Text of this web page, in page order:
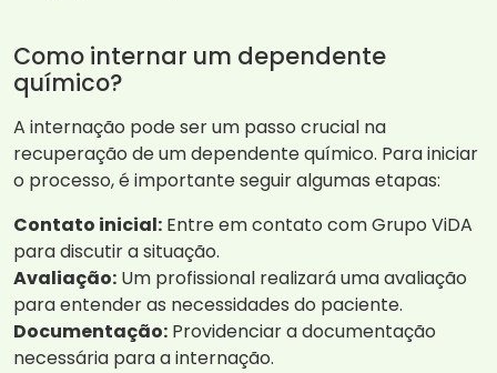
Como internar um dependente
químico?
A internação pode ser um passo crucial na
recuperação de um dependente químico. Para iniciar
o processo, é importante seguir algumas etapas:
Contato inicial: Entre em contato com Grupo ViDA
para discutir a situação.
Avaliação: Um profissional realizará uma avaliação
para entender as necessidades do paciente.
Documentação: Providenciar a documentação
necessária para a internação.